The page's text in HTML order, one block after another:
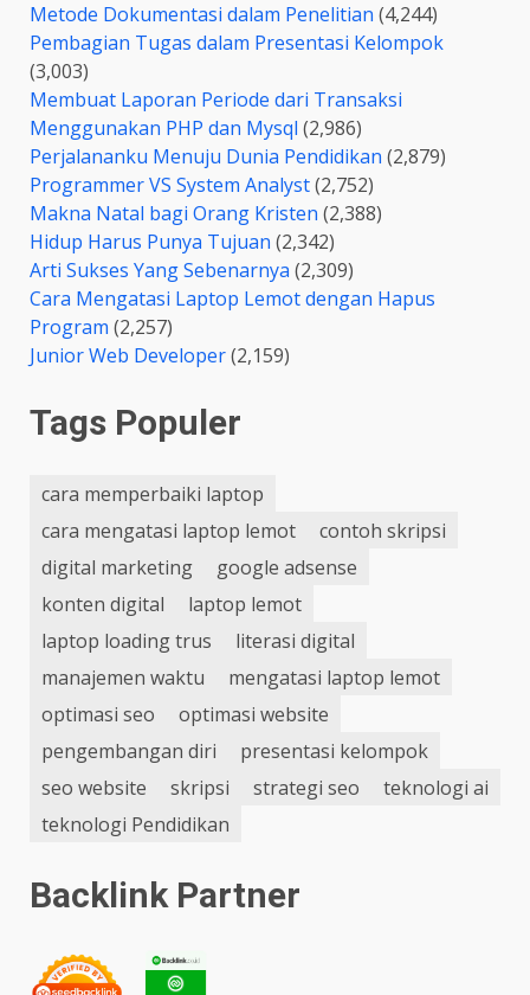
Metode Dokumentasi dalam Penelitian (4,244)
Pembagian Tugas dalam Presentasi Kelompok
(3,003)
Membuat Laporan Periode dari Transaksi
Menggunakan PHP dan Mysql (2,986)
Perjalananku Menuju Dunia Pendidikan (2,879)
Programmer VS System Analyst(2,752)
Makna Natal bagi Orang Kristen (2,388)
Hidup Harus Punya Tujuan (2,342)
Arti Sukses Yang Sebenarnya (2,309)
Cara Mengatasi Laptop Lemot dengan Hapus
Program (2,257)
Junior Web Developer(2,159)
Tags Populer
cara memperbaiki laptop
cara mengatasi laptop lemot
contoh skripsi
digital marketing
google adsense
konten digital
laptop lemot
laptop loading trus
literasi digital
manajemen waktu
mengatasi laptop lemot
optimasi seo
optimasi website
pengembangan diri
presentasi kelompok
seo website
skripsi strategi seo
teknologi ai
teknologi Pendidikan
Backlink Partner